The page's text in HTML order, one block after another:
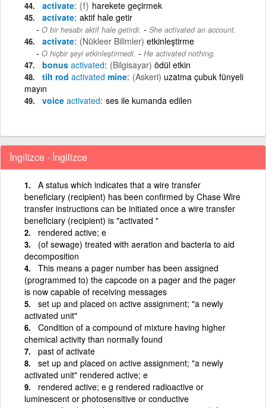
activate {f} harekete geçirmek
activate aktif hale getir
O bir hesabı aktif hale getirdi. - She activated an account.
activate (Nükleer Bilimler) etkinleştirme
O hiçbir şeyi etkinleştirmedi. - He activated nothing.
bonus activated (Bilgisayar) ödül etkin
tilt rod activated mine (Askeri) uzatma çubuk fünyeli
mayın
voice activated ses ile kumanda edilen
İngilizce - İngilizce
A status which indicates that a wire transfer
beneficiary (recipient) has been confirmed by Chase Wire
transfer instructions can be initiated once a wire transfer
beneficiary (recipient) is "activated "
rendered active; e
(of sewage) treated with aeration and bacteria to aid
decomposition
This means a pager number has been assigned
(programmed to) the capcode on a pager and the pager
is now capable of receiving messages
set up and placed on active assignment; "a newly
activated unit"
Condition of a compound of mixture having higher
chemical activity than normally found
past of activate
set up and placed on active assignment; "a newly
activated unit" rendered active; e
rendered active; e g rendered radioactive or
luminescent or photosensitive or conductive